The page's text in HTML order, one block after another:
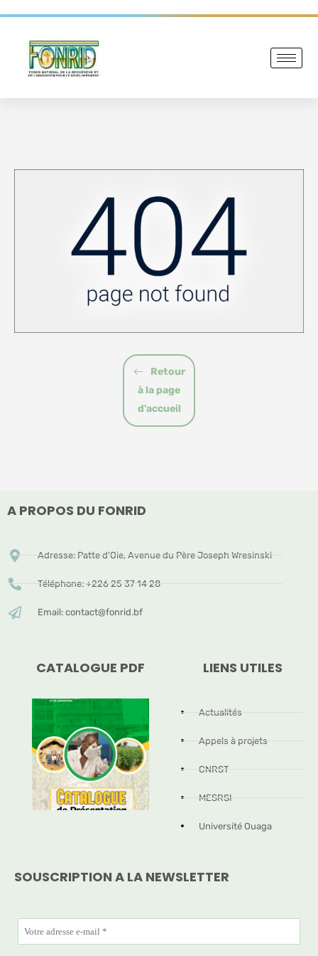
Retour
à la page
d'accueil
A PROPOS DU FONRID
Adresse: Patte d’Oie, Avenue du Père Joseph Wresinski
Téléphone: +226 25 37 14 28
Email: contact@fonrid.bf
CATALOGUE PDF LIENS UTILES
Actualités
Appels à projets
CNRST
MESRSI
Université Ouaga
SOUSCRIPTION A LA NEWSLETTER